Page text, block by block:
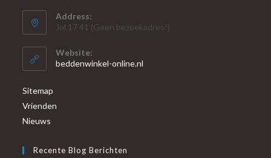
Address:
Jol 17 41 (Geen bezoekadres!)
Website:
beddenwinkel-online.nl
Sitemap
Vrienden
Nieuws
Recente Blog Berichten